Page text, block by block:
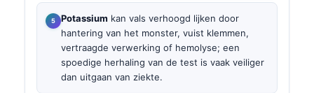
Potassium kan vals verhoogd lijken door
hantering van het monster, vuist klemmen,
vertraagde verwerking of hemolyse; een
spoedige herhaling van de test is vaak veiliger
dan uitgaan van ziekte.